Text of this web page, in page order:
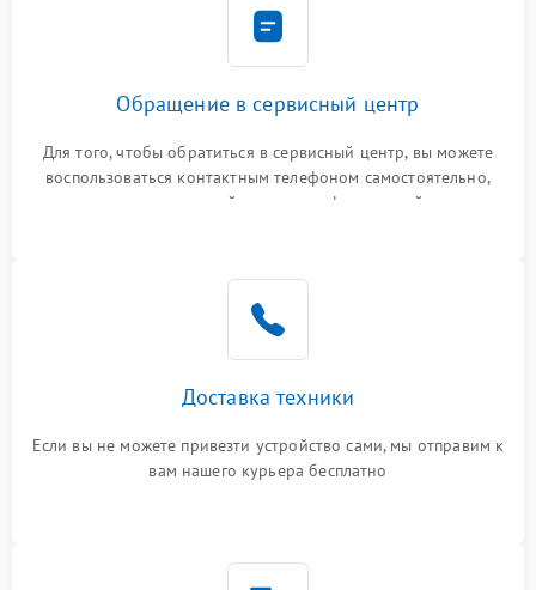
Обращение в сервисный центр
Для того, чтобы обратиться в сервисный центр, вы можете
воспользоваться контактным телефоном самостоятельно,
или оставить свой номер телефона на сайте
Доставка техники
Если вы не можете привезти устройство сами, мы отправим к
вам нашего курьера бесплатно